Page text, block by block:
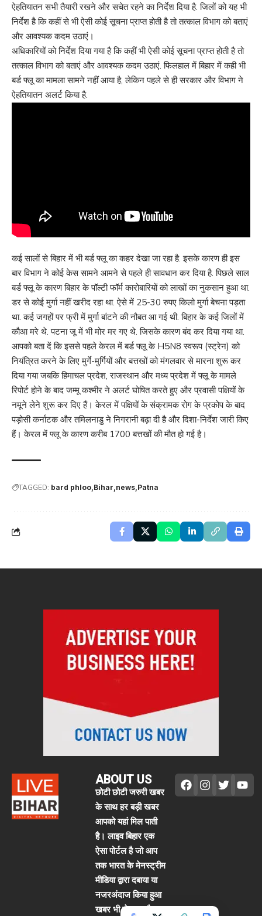
ऐहतियातन सभी तैयारी रखने और सचेत रहने का निर्देश दिया है. जिलों को यह भी
निर्देश है कि कहीं से भी ऐसी कोई सूचना प्राप्त होती है तो तत्काल विभाग को बताएं
और आवश्यक कदम उठाएं।
अधिकारियों को निर्देश दिया गया है कि कहीं भी ऐसी कोई सूचना प्राप्त होती है तो
तत्काल विभाग को बताएं और आवश्यक कदम उठाएं. फिलहाल में बिहार में कही भी
बर्ड फ्लू का मामला सामने नहीं आया है, लेकिन पहले से ही सरकार और विभाग ने
ऐहतियातन अलर्ट किया है.
कई सालों से बिहार में भी बर्ड फ्लू का कहर देखा जा रहा है. इसके कारण ही इस
बार विभाग ने कोई केस सामने आमने से पहले ही सावधान कर दिया है. पिछले साल
बर्ड फ्लू के कारण बिहार के पॉल्टी फॉर्म कारोबारियों को लाखों का नुकसान हुआ था.
डर से कोई मुर्गा नहीं खरीद रहा था. ऐसे में 25-30 रुपए किलो मुर्गा बेचना पड़ता
था. कई जगहों पर फ्री में मुर्गा बांटने की नौबत आ गई थी. बिहार के कई जिलों में
कौआ मरे थे. पटना जू में भी मोर मर गए थे. जिसके कारण बंद कर दिया गया था.
आपको बता दें कि इससे पहले केरल में बर्ड फ्लू के H5N8 स्वरूप (स्ट्रेन) को
नियंत्रित करने के लिए मुर्गे-मुर्गियों और बत्तखों को मंगलवार से मारना शुरू कर
दिया गया जबकि हिमाचल प्रदेश, राजस्थान और मध्य प्रदेश में फ्लू के मामले
रिपोर्ट होने के बाद जम्मू कश्मीर ने अलर्ट घोषित करते हुए और प्रवासी पक्षियों के
नमूने लेने शुरू कर दिए हैं। केरल में पक्षियों के संक्रामक रोग के प्रकोप के बाद
पड़ोसी कर्नाटक और तमिलनाडु ने निगरानी बढ़ा दी है और दिशा-निर्देश जारी किए
हैं। केरल में फ्लू के कारण करीब 1700 बत्तखों की मौत हो गई है।
TAGGED: bard phloo Bihar news Patna
ABOUT US
छोटी छोटी जरुरी खबर
के साथ हर बड़ी खबर
आपको यहां मिल पाती
है। लाइव बिहार एक
ऐसा पोर्टल है जो आप
तक भारत के मेनस्ट्रीम
मीडिया द्वारा दबाया या
नजरअंदाज किया हुआ
खबर भी ले आता है।